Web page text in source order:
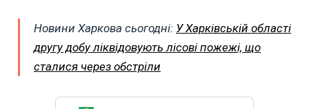
Новини Харкова сьогодні: У Харківській області
другу добу ліквідовують лісові пожежі, що
сталися через обстріли